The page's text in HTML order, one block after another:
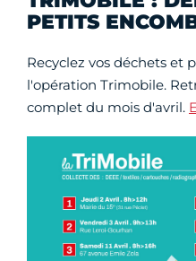
PETITS
Recyclez vos déchets et
l'opération Trimobile.
complet du mois d'avril.